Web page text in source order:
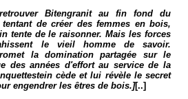
Bitengranit au fin fond du
de créer des femmes en bois,
tente de le raisonner. Mais les forces
le vieil homme de savoir.
la domination partagée sur le
des années d'effort au service de la
cède et lui révèle le secret
engendrer les êtres de bois.][..]